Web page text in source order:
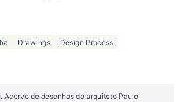
Drawings Design Process
Acervo de desenhos do arquiteto Paulo